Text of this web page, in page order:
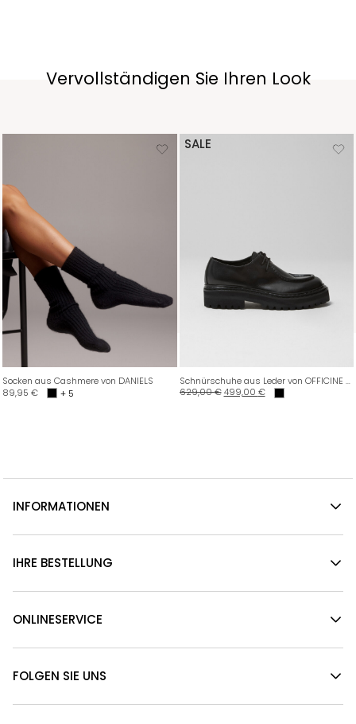
Vervollständigen Sie Ihren Look
Socken aus Cashmere von DANIELS
89,95 € + 5
SALE
Schnürschuhe aus Leder von OFFICINE CREATIVE
629,00€ 499,00 €
INFORMATIONEN
IHRE BESTELLUNG
ONLINESERVICE
FOLGEN SIE UNS